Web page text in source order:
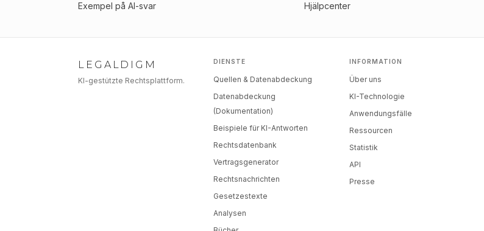
Exempel på AI-svar
Hjälpcenter
LEGALDIGM
KI-gestützte Rechtsplattform.
DIENSTE
Quellen & Datenabdeckung
Datenabdeckung
(Dokumentation)
Beispiele für KI-Antworten
Rechtsdatenbank
Vertragsgenerator
Rechtsnachrichten
Gesetzestexte
Analysen
INFORMATION
Über uns
KI-Technologie
Anwendungsfälle
Ressourcen
Statistik
API
Presse